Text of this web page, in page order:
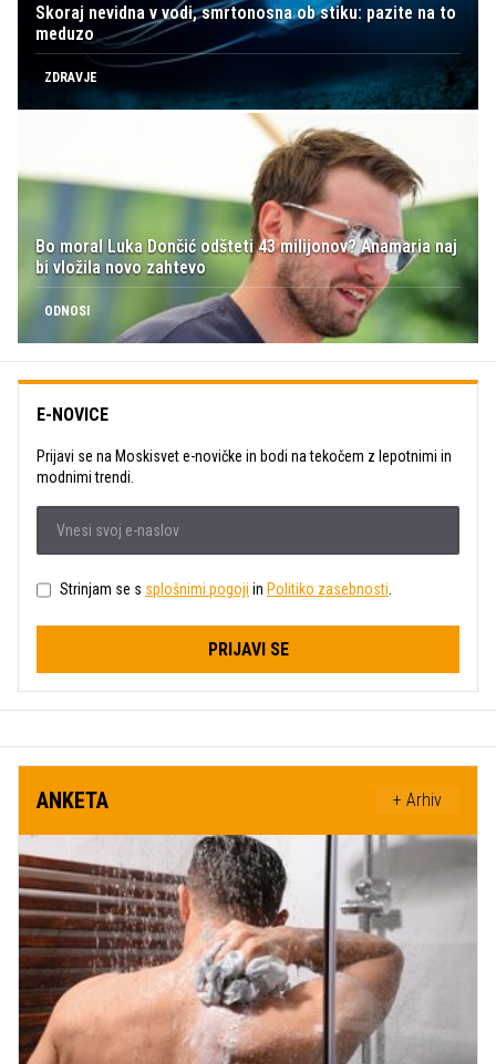
Skoraj nevidna v vodi, smrtonosna ob stiku: pazite na to
meduzo
ZDRAVJE
Bo moral Luka Dončić odšteti 43 milijonov? Anamaria naj
bi vložila novo zahtevo
ODNOSI
E-NOVICE
Prijavi se na Moskisvet e-novičke in bodi na tekočem z lepotnimi in
modnimi trendi.
Strinjam se s splošnimi pogoji in Politiko zasebnosti
PRIJAVI SE
ANKETA + Arhiv